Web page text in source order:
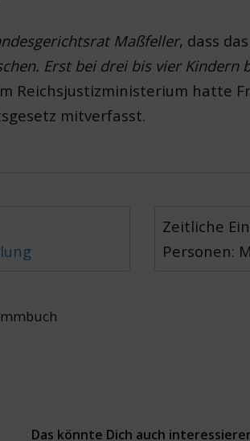
Maßfeller, dass
Erst bei drei bis vier Kindern
Reichsjustizministerium hatte
mitverfasst.
Zeitliche
Personen:
Das könnte Dich auch